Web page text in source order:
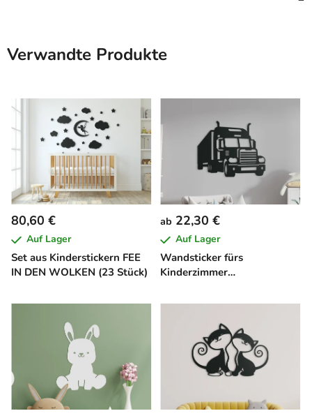
Verwandte Produkte
Set aus Kinderstickern FEE
IN DEN WOLKEN (23 Stück)
80,60 €
Auf Lager
Wandsticker fürs
Kinderzimmer
ab 22,30 €
Auf Lager